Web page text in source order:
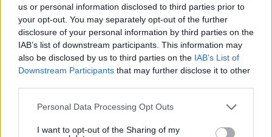
us or personal information disclosed to third parties prior to
your opt-out. You may separately opt-out of the further
disclosure of your personal information by third parties on the
IAB’s list of downstream participants. This information may
also be disclosed by us to third parties on the IAB’s List of
Downstream Participants that may further disclose it to other
Please note that this website/app uses one or more Google
not limited to your visit or usage behaviour. You may click to
Personal Data Processing Opt Outs
I want to opt-out of the Sharing of my
100.00%
Games